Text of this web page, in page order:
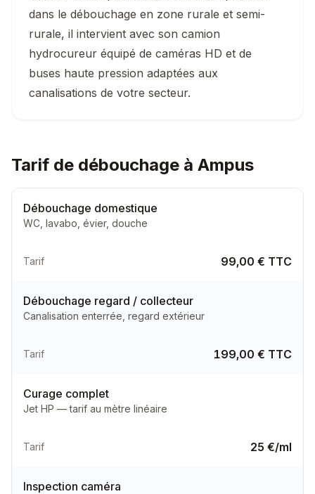
dans le débouchage en zone rurale et semi-
rurale, il intervient avec son camion
hydrocureur équipé de caméras HD et de
buses haute pression adaptées aux
canalisations de votre secteur.
Tarif de débouchage à Ampus
Débouchage domestique
WC, lavabo, évier, douche
Tarif 99,00 € TTC
Débouchage regard / collecteur
Canalisation enterrée, regard extérieur
Tarif 199,00 € TTC
Curage complet
Jet HP — tarif au mètre linéaire
Tarif 25 €/ml
Inspection caméra